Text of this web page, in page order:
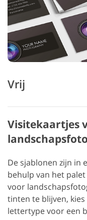
Vrij
Visitekaartjes
De sjablonen zijn in
behulp van het
voor
tinten te blijven,
lettertype voor een